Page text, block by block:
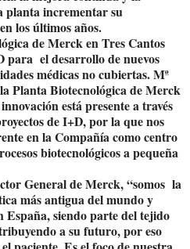
planta incrementar su
los últimos años.
de Merck en Tres Cantos
para el desarrollo de nuevos
médicas no cubiertas. Mª
Planta Biotecnológica de Merck
está presente a través
de I+D, por la que nos
en la Compañía como centro
biotecnológicos a pequeña
General de Merck, “somos la
más antigua del mundo y
España, siendo parte del tejido
a su futuro, por eso